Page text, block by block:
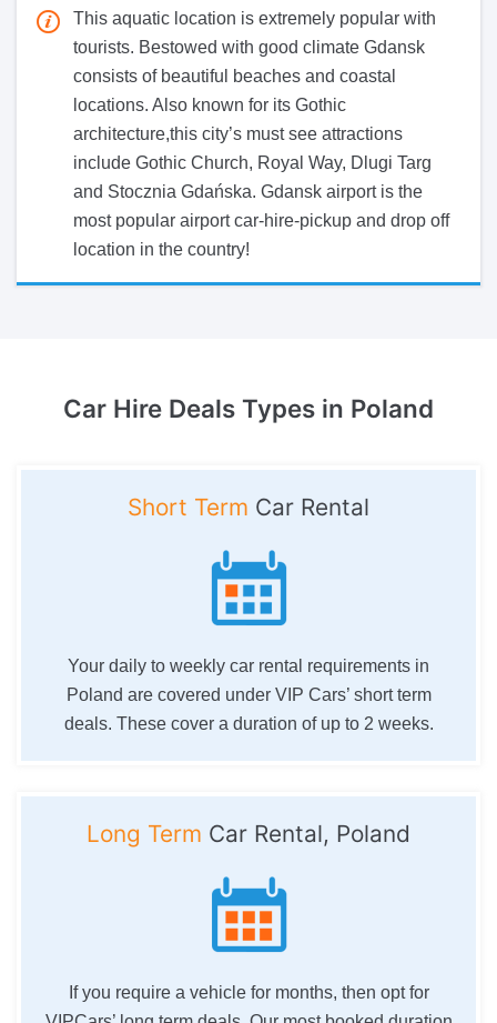
This aquatic location is extremely popular with
tourists. Bestowed with good climate Gdansk
consists of beautiful beaches and coastal
locations. Also known for its Gothic
architecture,this city’s must see attractions
include Gothic Church, Royal Way, Dlugi Targ
and Stocznia Gdańska. Gdansk airport is the
most popular airport car-hire-pickup and drop off
location in the country!
Car Hire Deals Types in Poland
Short Term Car Rental
Your daily to weekly car rental requirements in
Poland are covered under VIP Cars’ short term
deals. These cover a duration of up to 2 weeks.
Long Term Car Rental, Poland
If you require a vehicle for months, then opt for